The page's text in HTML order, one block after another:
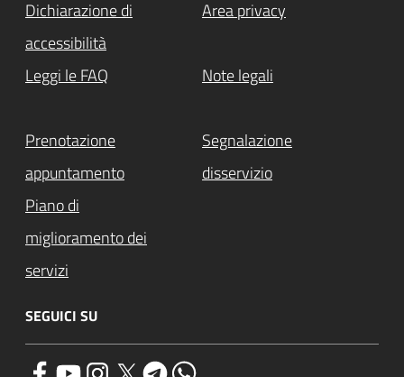
Dichiarazione di
accessibilità
Area privacy
Leggi le FAQ Note legali
Prenotazione
appuntamento
Segnalazione
disservizio
Piano di
miglioramento dei
servizi
SEGUICI SU